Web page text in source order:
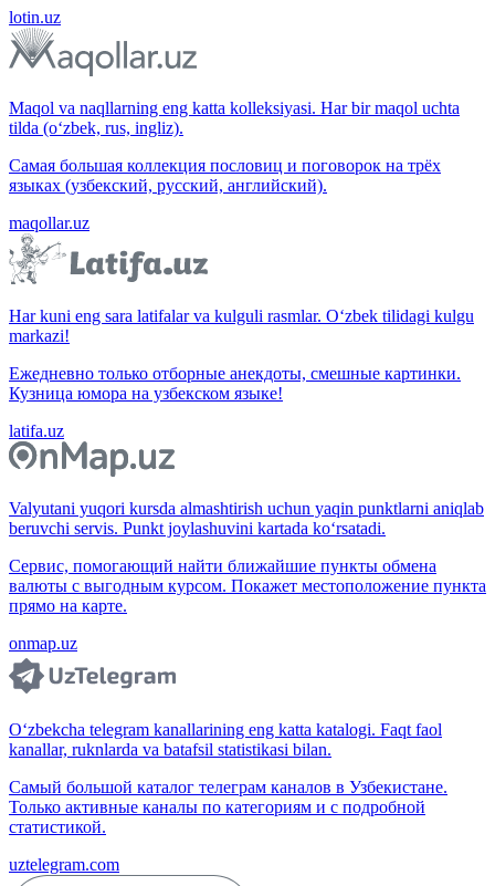
lotin.uz
Maqol va naqllarning eng katta kolleksiyasi. Har bir maqol uchta
tilda (o‘zbek, rus, ingliz).
Самая большая коллекция пословиц и поговорок на трёх
языках (узбекский, русский, английский).
maqollar.uz
Har kuni eng sara latifalar va kulguli rasmlar. O‘zbek tilidagi kulgu
markazi!
Ежедневно только отборные анекдоты, смешные картинки.
Кузница юмора на узбекском языке!
latifa.uz
Valyutani yuqori kursda almashtirish uchun yaqin punktlarni aniqlab
beruvchi servis. Punkt joylashuvini kartada ko‘rsatadi.
Сервис, помогающий найти ближайшие пункты обмена
валюты с выгодным курсом. Покажет местоположение пункта
прямо на карте.
onmap.uz
O‘zbekcha telegram kanallarining eng katta katalogi. Faqt faol
kanallar, ruknlarda va batafsil statistikasi bilan.
Самый большой каталог телеграм каналов в Узбекистане.
Только активные каналы по категориям и с подробной
статистикой.
uztelegram.com